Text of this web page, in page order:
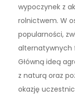
wypoczynek z
rolnictwem. W
popularności,
alternatywnych
Główną ideą
z naturą oraz
okazję